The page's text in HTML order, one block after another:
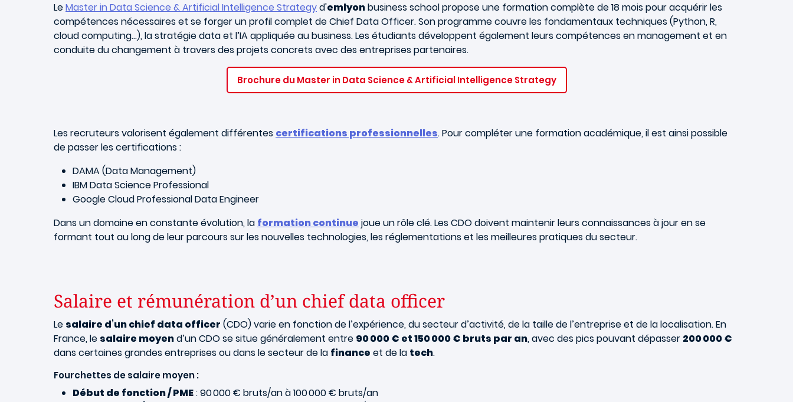
LeMaster in Data Science & Artificial Intelligence Strategyd'emlyonbusiness school propose une formation complète de 18 mois pour acquérir les
compétences nécessaires et se forger un profil complet de Chief Data Officer. Son programme couvre les fondamentaux techniques (Python, R,
cloud computing…), la stratégie data et l’IA appliquée au business. Les étudiants développent également leurs compétences en management et en
conduite du changement à travers des projets concrets avec des entreprises partenaires.
Brochure du Master in Data Science & Artificial Intelligence Strategy
Les recruteurs valorisent également différentes certifications professionnelles. Pour compléter une formation académique, il est ainsi possible
de passer les certifications :
DAMA (Data Management)
IBM Data Science Professional
Google Cloud Professional Data Engineer
Dans un domaine en constante évolution, la formation continue joue un rôle clé. Les CDO doivent maintenir leurs connaissances à jour en se
formant tout au long de leur parcours sur les nouvelles technologies, les réglementations et les meilleures pratiques du secteur.
Salaire et rémunération d’un chief data officer
Le salaire d’un chief data officer (CDO) varie en fonction de l’expérience, du secteur d’activité, de la taille de l’entreprise et de la localisation. En
France, le salaire moyend’un CDO se situe généralement entre 90 000 € et 150 000 € bruts par an, avec des pics pouvant dépasser 200 000 €
dans certaines grandes entreprises ou dans le secteur de la finance et de la tech.
Fourchettes de salaire moyen :
Début de fonction / PME: 90 000 € bruts/an à 100 000 € bruts/an